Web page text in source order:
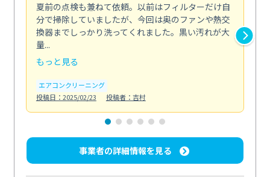
夏前の点検も兼ねて依頼。以前はフィルターだけ自
分で掃除していましたが、今回は奥のファンや熱交
換器までしっかり洗ってくれました。黒い汚れが大
量...
もっと見る
エアコンクリーニング
投稿日：2025/02/23
投稿者：吉村
事業者の詳細情報を見る